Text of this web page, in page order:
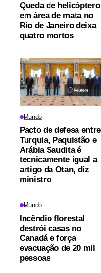
Queda de helicóptero
em área de mata no
Rio de Janeiro deixa
quatro mortos
Mundo
Pacto de defesa entre
Turquia, Paquistão e
Arábia Saudita é
tecnicamente igual a
artigo da Otan, diz
ministro
Mundo
Incêndio florestal
destrói casas no
Canadá e força
evacuação de 20 mil
pessoas